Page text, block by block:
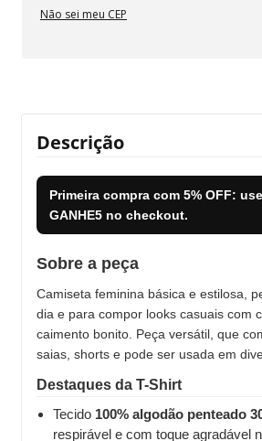
Não sei meu CEP
Descrição
Primeira compra com 5% OFF:
GANHE5 no checkout.
Sobre a peça
Camiseta feminina básica e estilosa,
dia e para compor looks casuais com
caimento bonito. Peça versátil, que
saias, shorts e pode ser usada em
Destaques da T-Shirt
Tecido 100% algodão penteado
respirável e com toque agradável